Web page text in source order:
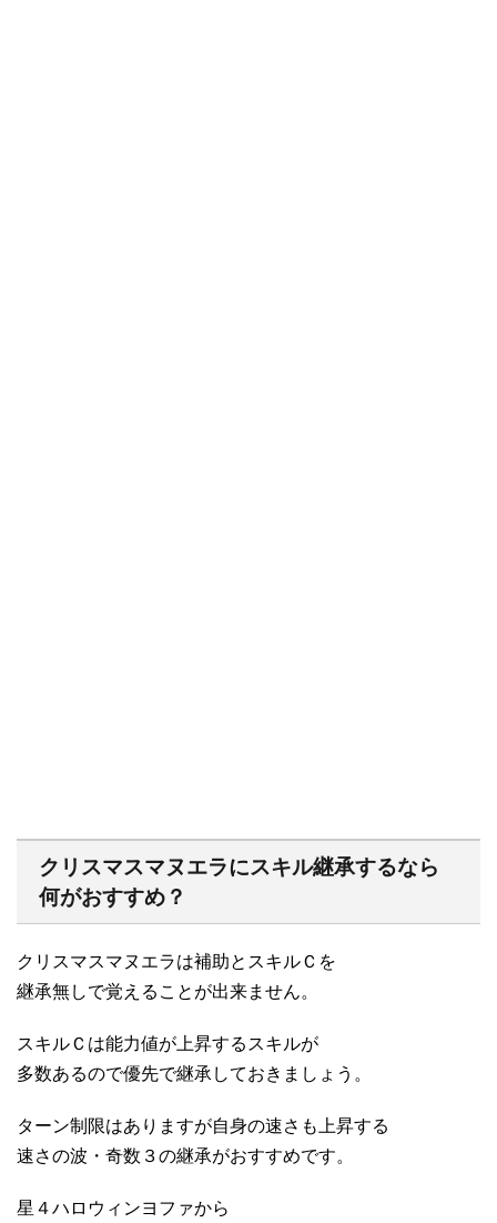
クリスマスマヌエラにスキル継承するなら
何がおすすめ？
クリスマスマヌエラは補助とスキルＣを
継承無しで覚えることが出来ません。
スキルＣは能力値が上昇するスキルが
多数あるので優先で継承しておきましょう。
ターン制限はありますが自身の速さも上昇する
速さの波・奇数３の継承がおすすめです。
星４ハロウィンヨファから